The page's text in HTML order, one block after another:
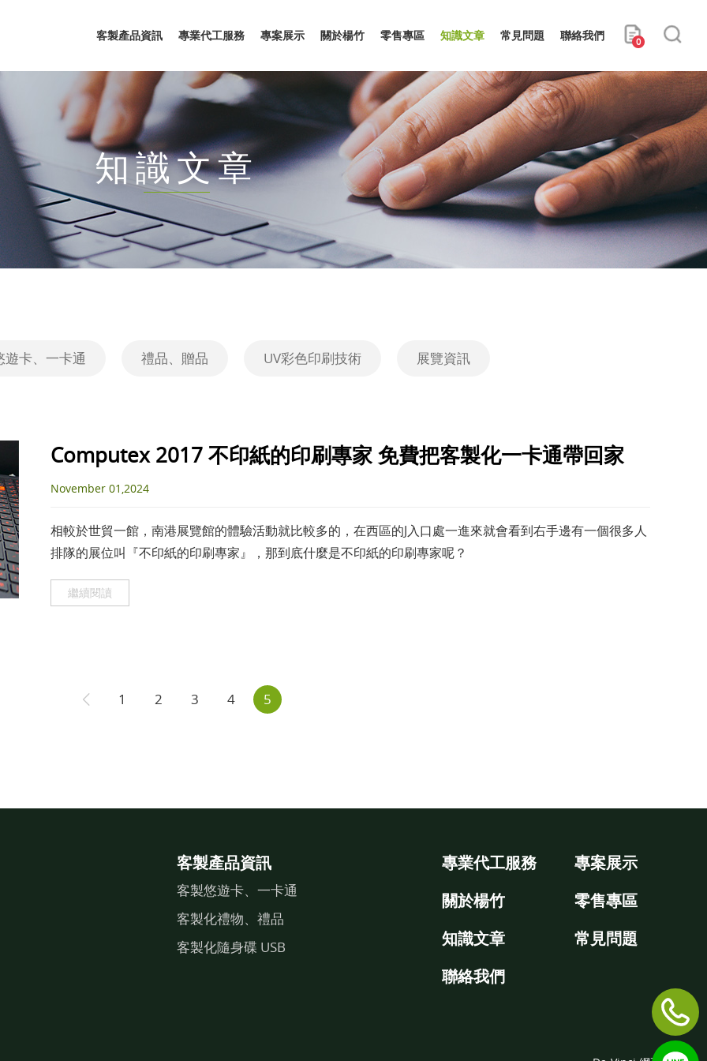
客製產品資訊 專業代工服務 專案展示 關於楊竹 零售專區 知識文章 常見問題 聯絡我們 0
知識文章
遊卡、一卡通 禮品、贈品 UV彩色印刷技術 展覽資訊
Computex 2017 不印紙的印刷專家 免費把客製化一卡通帶回家
November 01,2024
相較於世貿一館，南港展覽館的體驗活動就比較多的，在西區的J入口處一進來就會看到右手邊有一個很多人
排隊的展位叫『不印紙的印刷專家』，那到底什麼是不印紙的印刷專家呢？
繼續閱讀
1 2 3 4 5
客製產品資訊
客製悠遊卡、一卡通
客製化禮物、禮品
客製化隨身碟 USB
專業代工服務
專案展示
關於楊竹
零售專區
知識文章
常見問題
聯絡我們